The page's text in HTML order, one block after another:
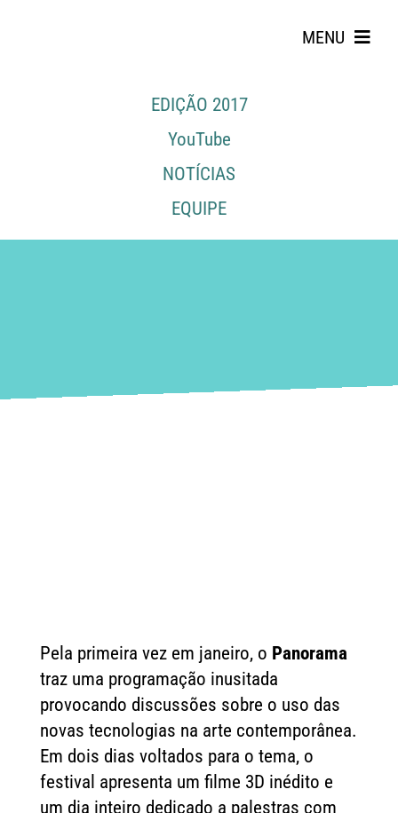
MENU
Search
EDIÇÃO 2017
YouTube
NOTÍCIAS
EQUIPE
Pela primeira vez em janeiro, o Panorama
traz uma programação inusitada
provocando discussões sobre o uso das
novas tecnologias na arte contemporânea.
Em dois dias voltados para o tema, o
festival apresenta um filme 3D inédito e
um dia inteiro dedicado a palestras com